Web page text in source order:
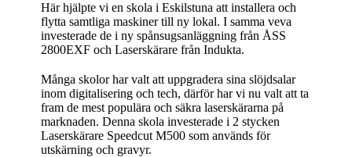
Här hjälpte vi en skola i Eskilstuna att installera och
flytta samtliga maskiner till ny lokal. I samma veva
investerade de i ny spånsugsanläggning från ÅSS
2800EXF och Laserskärare från Indukta.
Många skolor har valt att uppgradera sina slöjdsalar
inom digitalisering och tech, därför har vi nu valt att ta
fram de mest populära och säkra laserskärarna på
marknaden. Denna skola investerade i 2 stycken
Laserskärare Speedcut M500 som används för
utskärning och gravyr.